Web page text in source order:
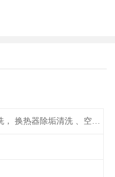
工业设备清洗， 换热器除垢清洗 、空调清洗等